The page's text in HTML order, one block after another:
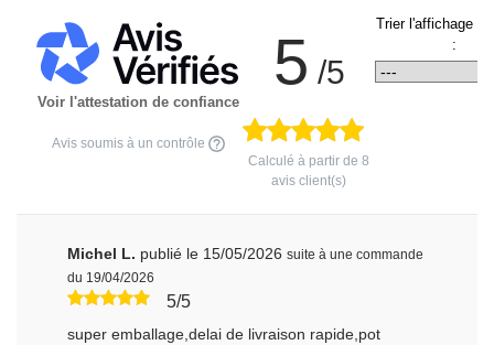
Voir l'attestation de confiance
Avis soumis à un contrôle
5 /5
Calculé à partir de 8
avis client(s)
Trier l'affichage
:
Michel L. publié le 15/05/2026 suite à une commande
du 19/04/2026
5/5
super emballage,delai de livraison rapide,pot